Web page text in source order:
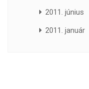
2011. június
2011. január